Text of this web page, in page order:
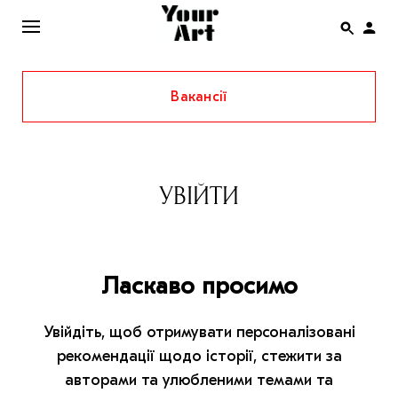
ENG
АФІША
ІНТЕРВ’Ю
КОЛОНКИ
THE UKRAINIAN PAVILION AT VENICE BIENNALE
2022
Вакансії
УВІЙТИ
Ласкаво просимо
Увійдіть, щоб отримувати персоналізовані
рекомендації щодо історії, стежити за
авторами та улюбленими темами та